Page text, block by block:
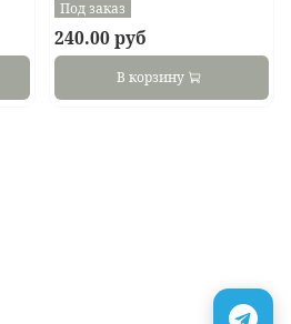
Под заказ
240.00 руб
В корзину